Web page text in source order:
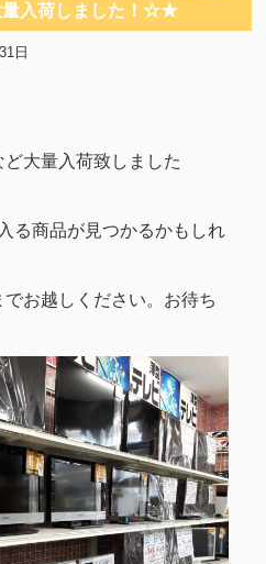
量入荷しました！☆★
日
大量入荷致しました
る商品が見つかるかもしれ
お越しください。お待ち